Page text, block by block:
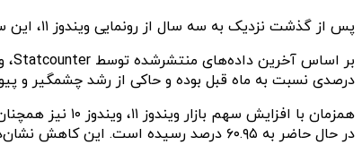
پس از گذشت نزدیک به سه سال از رونمایی ویندوز ۱۱، این سیستم‌عامل سهم قابل توجهی از بازار را به خود اختصاص داده است.
درصدی نسبت به ماه قبل بوده و حاکی از رشد چشمگیر و
در حال حاضر به ۶۰.۹۵ درصد رسیده است. این کاهش نشان‌دهنده انتقال تدریجی کاربران از ویندوز ۱۰ به ویندوز ۱۱ است.